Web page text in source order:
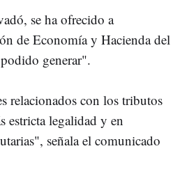
se ha ofrecido a
de Economía y Hacienda del
generar".
relacionados con los tributos
estricta legalidad y en
señala el comunicado